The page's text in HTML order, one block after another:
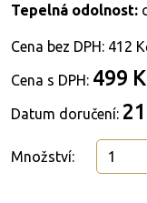
Tepelná odolnost:
Cena bez DPH: 412
Cena s DPH: 499
Datum doručení:
Množství: